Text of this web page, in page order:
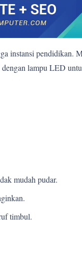
instansi
lampu LED
mudah pudar.
timbul.